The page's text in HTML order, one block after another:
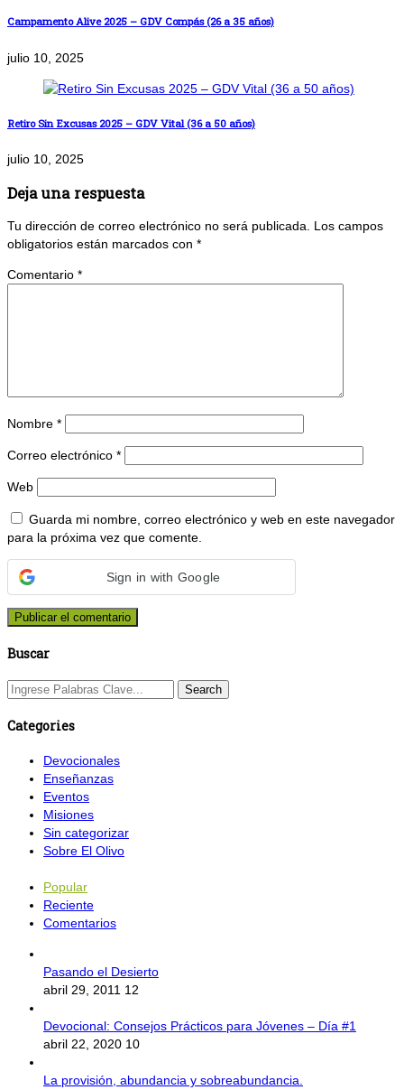
Campamento Alive 2025 – GDV Compás (26 a 35 años)
julio 10, 2025
Retiro Sin Excusas 2025 – GDV Vital (36 a 50 años)
julio 10, 2025
Deja una respuesta
Tu dirección de correo electrónico no será publicada.
Los campos
obligatorios están marcados con *
Comentario *
Nombre *
Correo electrónico *
Web
Guarda mi nombre, correo electrónico y web en este navegador
para la próxima vez que comente.
Sign in with Google
Buscar
Categories
Devocionales
Enseñanzas
Eventos
Misiones
Sin categorizar
Sobre El Olivo
Popular
Reciente
Comentarios
Pasando el Desierto
abril 29, 2011 12
Devocional: Consejos Prácticos para Jóvenes – Día #1
abril 22, 2020 10
La provisión, abundancia y sobreabundancia.